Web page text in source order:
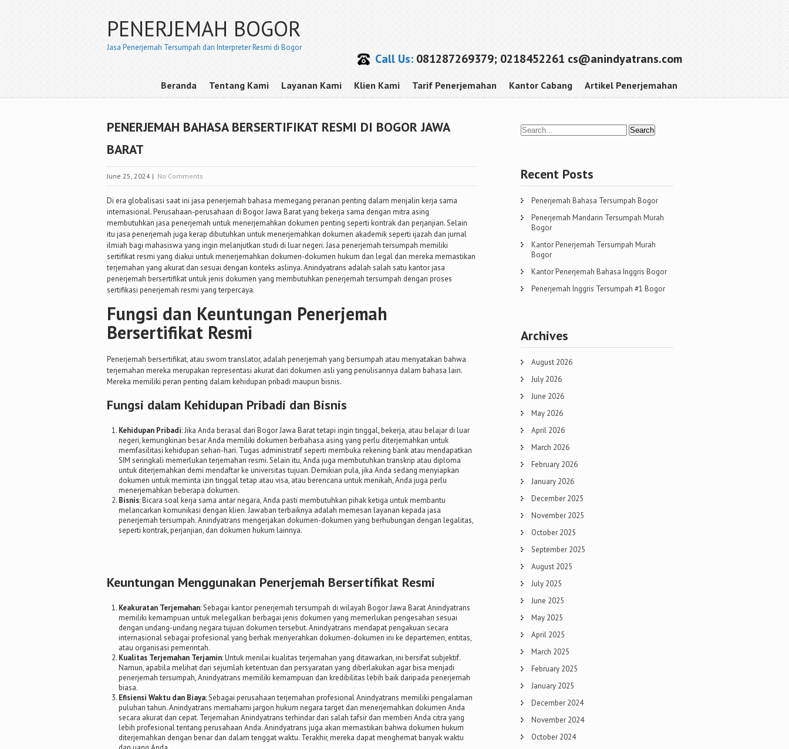
PENERJEMAH BOGOR
Jasa Penerjemah Tersumpah dan Interpreter Resmi di Bogor
Call Us:081287269379; 0218452261 cs@anindyatrans.com
Beranda Tentang Kami Layanan Kami Klien Kami Tarif Penerjemahan Kantor Cabang Artikel Penerjemahan
PENERJEMAH BAHASA BERSERTIFIKAT RESMI DI BOGOR JAWA
BARAT
June 25, 2024 | No Comments
Di era globalisasi saat ini jasa penerjemah bahasa memegang peranan penting dalam menjalin kerja sama
internasional. Perusahaan-perusahaan di Bogor Jawa Barat yang bekerja sama dengan mitra asing
membutuhkan jasa penerjemah untuk menerjemahkan dokumen penting seperti kontrak dan perjanjian. Selain
itu jasa penerjemah juga kerap dibutuhkan untuk menerjemahkan dokumen akademik seperti ijazah dan jurnal
ilmiah bagi mahasiswa yang ingin melanjutkan studi di luar negeri. Jasa penerjemah tersumpah memiliki
sertifikat resmi yang diakui untuk menerjemahkan dokumen-dokumen hukum dan legal dan mereka memastikan
terjemahan yang akurat dan sesuai dengan konteks aslinya. Anindyatrans adalah salah satu kantor jasa
penerjemah bersertifikat untuk jenis dokumen yang membutuhkan penerjemah tersumpah dengan proses
sertifikasi penerjemah resmi yang terpercaya.
Fungsi dan Keuntungan Penerjemah
Bersertifikat Resmi
Penerjemah bersertifikat, atau sworn translator, adalah penerjemah yang bersumpah atau menyatakan bahwa
terjemahan mereka merupakan representasi akurat dari dokumen asli yang penulisannya dalam bahasa lain.
Mereka memiliki peran penting dalam kehidupan pribadi maupun bisnis.
Fungsi dalam Kehidupan Pribadi dan Bisnis
Kehidupan Pribadi: Jika Anda berasal dari Bogor Jawa Barat tetapi ingin tinggal, bekerja, atau belajar di luar
negeri, kemungkinan besar Anda memiliki dokumen berbahasa asing yang perlu diterjemahkan untuk
memfasilitasi kehidupan sehari-hari. Tugas administratif seperti membuka rekening bank atau mendapatkan
SIM seringkali memerlukan terjemahan resmi. Selain itu, Anda juga membutuhkan transkrip atau diploma
untuk diterjemahkan demi mendaftar ke universitas tujuan. Demikian pula, jika Anda sedang menyiapkan
dokumen untuk meminta izin tinggal tetap atau visa, atau berencana untuk menikah, Anda juga perlu
menerjemahkan beberapa dokumen.
Bisnis: Bicara soal kerja sama antar negara, Anda pasti membutuhkan pihak ketiga untuk membantu
melancarkan komunikasi dengan klien. Jawaban terbaiknya adalah memesan layanan kepada jasa
penerjemah tersumpah. Anindyatrans mengerjakan dokumen-dokumen yang berhubungan dengan legalitas,
seperti kontrak, perjanjian, dan dokumen hukum lainnya.
Keuntungan Menggunakan Penerjemah Bersertifikat Resmi
Keakuratan Terjemahan: Sebagai kantor penerjemah tersumpah di wilayah Bogor Jawa Barat Anindyatrans
memiliki kemampuan untuk melegalkan berbagai jenis dokumen yang memerlukan pengesahan sesuai
dengan undang-undang negara tujuan dokumen tersebut. Anindyatrans mendapat pengakuan secara
internasional sebagai profesional yang berhak menyerahkan dokumen-dokumen ini ke departemen, entitas,
atau organisasi pemerintah.
Kualitas Terjemahan Terjamin: Untuk menilai kualitas terjemahan yang ditawarkan, ini bersifat subjektif.
Namun, apabila melihat dari sejumlah ketentuan dan persyaratan yang diberlakukan agar bisa menjadi
penerjemah tersumpah, Anindyatrans memiliki kemampuan dan kredibilitas lebih baik daripada penerjemah
biasa.
Efisiensi Waktu dan Biaya: Sebagai perusahaan terjemahan profesional Anindyatrans memiliki pengalaman
puluhan tahun. Anindyatrans memahami jargon hukum negara target dan menerjemahkan dokumen Anda
secara akurat dan cepat. Terjemahan Anindyatrans terhindar dari salah tafsir dan memberi Anda citra yang
lebih profesional tentang perusahaan Anda. Anindyatrans juga akan memastikan bahwa dokumen hukum
diterjemahkan dengan benar dan dalam tenggat waktu. Terakhir, mereka dapat menghemat banyak waktu
Recent Posts
Penerjemah Bahasa Tersumpah Bogor
Penerjemah Mandarin Tersumpah Murah
Bogor
Kantor Penerjemah Tersumpah Murah
Bogor
Kantor Penerjemah Bahasa Inggris Bogor
Penerjemah Inggris Tersumpah #1 Bogor
Archives
August 2026
July 2026
June 2026
May 2026
April 2026
March 2026
February 2026
January 2026
December 2025
November 2025
October 2025
September 2025
August 2025
July 2025
June 2025
May 2025
April 2025
March 2025
February 2025
January 2025
December 2024
November 2024
October 2024